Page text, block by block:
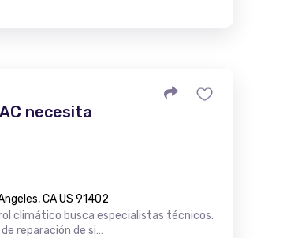
necesita
CA US 91402
climático busca especialistas técnicos.
reparación de si…